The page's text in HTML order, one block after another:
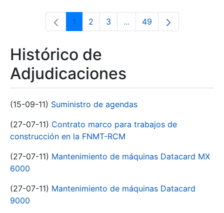
Página
1 Página
2 Página
3 ...Páginas intermedias Use
Página
49
Histórico de
Adjudicaciones
(15-09-11) Suministro de agendas
(27-07-11) Contrato marco para trabajos de
construcción en la FNMT-RCM
(27-07-11) Mantenimiento de máquinas Datacard MX
6000
(27-07-11) Mantenimiento de máquinas Datacard
9000